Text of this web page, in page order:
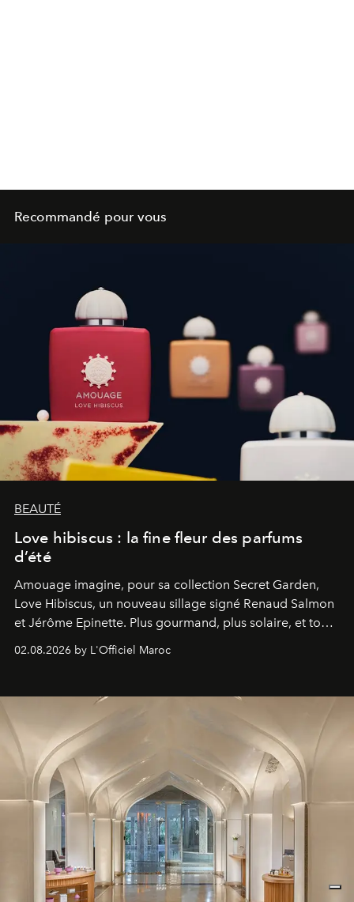
Recommandé pour vous
BEAUTÉ
Love hibiscus : la fine fleur des parfums
d’été
Amouage imagine, pour sa collection Secret Garden,
Love Hibiscus, un nouveau sillage signé Renaud Salmon
et Jérôme Epinette. Plus gourmand, plus solaire, et tout
à fait irrésistible.
02.08.2026 by L'Officiel Maroc